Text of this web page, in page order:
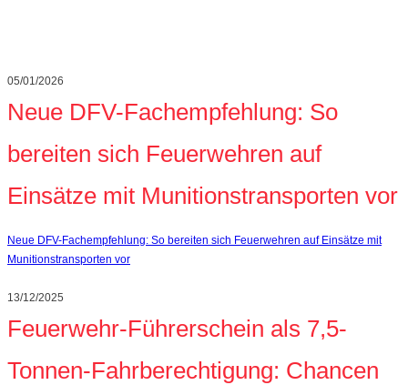
05/01/2026
Neue DFV-Fachempfehlung: So
bereiten sich Feuerwehren auf
Einsätze mit Munitionstransporten vor
Neue DFV-Fachempfehlung: So bereiten sich Feuerwehren auf Einsätze mit
Munitionstransporten vor
13/12/2025
Feuerwehr-Führerschein als 7,5-
Tonnen-Fahrberechtigung: Chancen